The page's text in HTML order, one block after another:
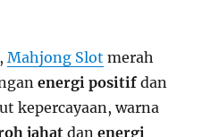
Mahjong Slot merah
energi positif dan
kepercayaan, warna
jahat danenergi